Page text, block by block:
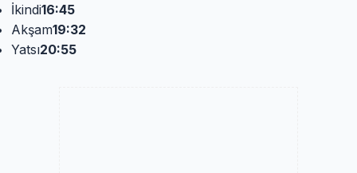
İkindi16:45
Akşam19:32
Yatsı20:55